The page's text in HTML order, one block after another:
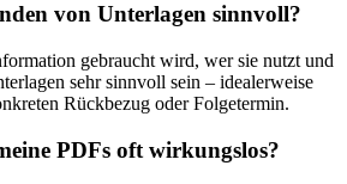
von Unterlagen sinnvoll?
gebraucht wird, wer sie nutzt und
sehr sinnvoll sein – idealerweise
Rückbezug oder Folgetermin.
PDFs oft wirkungslos?